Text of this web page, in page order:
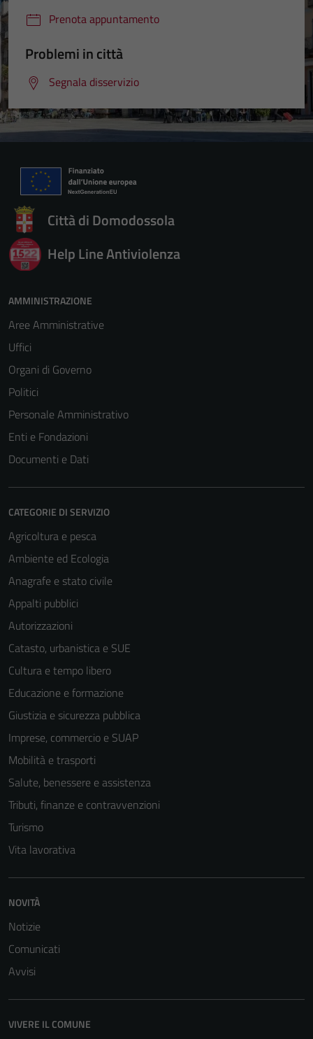
Prenota appuntamento
Problemi in città
Segnala disservizio
Città di Domodossola
Help Line Antiviolenza
AMMINISTRAZIONE
Aree Amministrative
Uffici
Organi di Governo
Politici
Personale Amministrativo
Enti e Fondazioni
Documenti e Dati
CATEGORIE DI SERVIZIO
Agricoltura e pesca
Ambiente ed Ecologia
Anagrafe e stato civile
Appalti pubblici
Autorizzazioni
Catasto, urbanistica e SUE
Cultura e tempo libero
Educazione e formazione
Giustizia e sicurezza pubblica
Imprese, commercio e SUAP
Mobilità e trasporti
Salute, benessere e assistenza
Tributi, finanze e contravvenzioni
Turismo
Vita lavorativa
NOVITÀ
Notizie
Comunicati
Avvisi
VIVERE IL COMUNE